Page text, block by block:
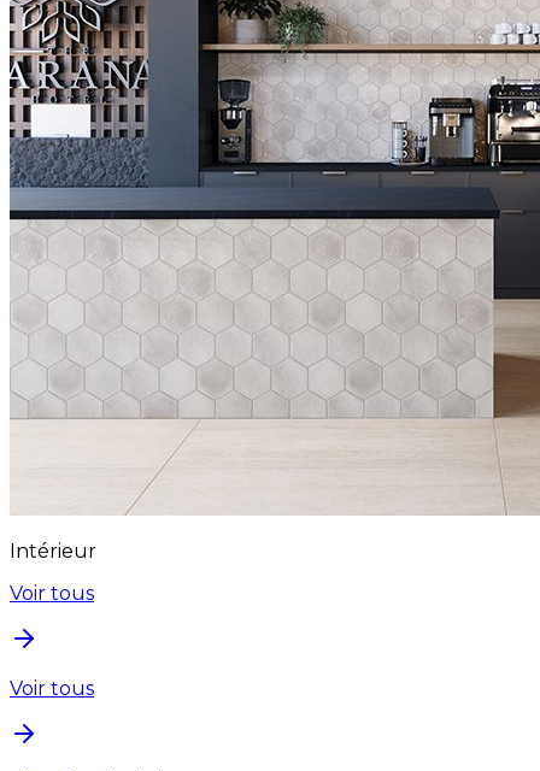
Intérieur
Voir tous
Voir tous